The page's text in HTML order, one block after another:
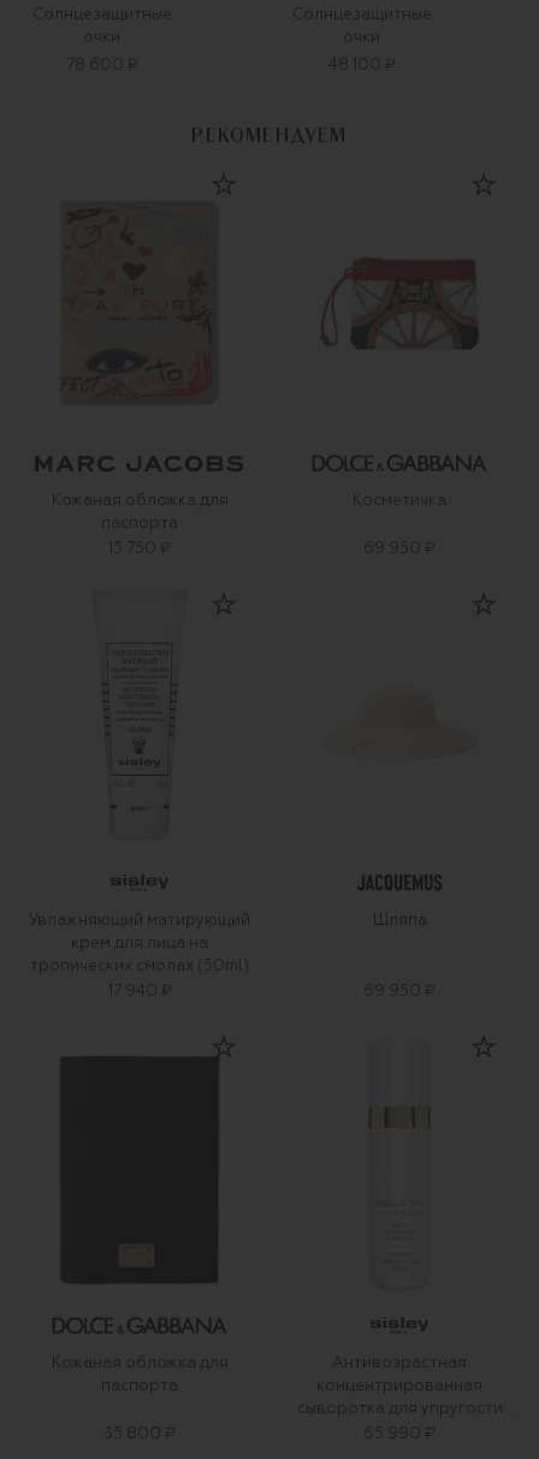
Солнцезащитные
очки
78 600 ₽
Солнцезащитные
очки
48 100 ₽
РЕКОМЕНДУЕМ
Кожаная обложка для
паспорта
15 750 ₽
Косметичка
69 950 ₽
Увлажняющий матирующий
крем для лица на
тропических смолах (50ml)
17 940 ₽
Шляпа
69 950 ₽
Кожаная обложка для
паспорта
35 800 ₽
Антивозрастная
концентрированная
сыворотка для упругости
кожи (30ml)
65 990 ₽